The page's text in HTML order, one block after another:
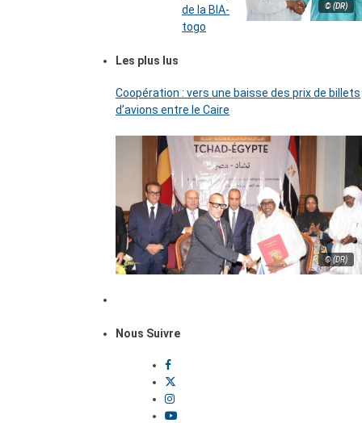
© (DR)
de la BIA-
togo
Les plus lus
Coopération : vers une baisse des prix de billets
d’avions entre le Caire
© (DR)
Nous Suivre